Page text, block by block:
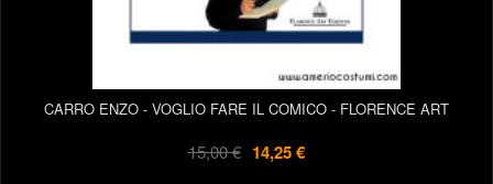
CARRO ENZO - VOGLIO FARE IL COMICO - FLORENCE ART
15,00 € 14,25 €